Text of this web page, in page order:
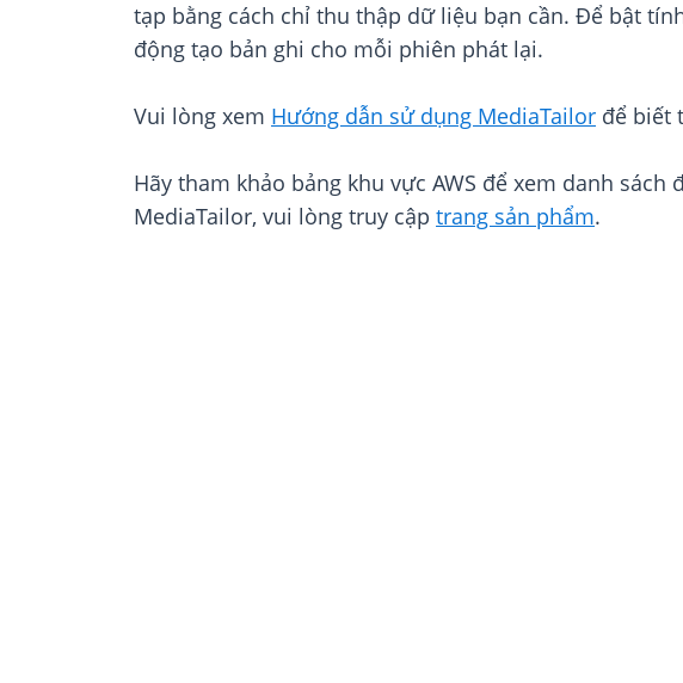
tạp bằng cách chỉ thu thập dữ liệu bạn cần. Để bật
động tạo bản ghi cho mỗi phiên phát lại.
Vui lòng xem Hướng dẫn sử dụng MediaTailor để biết
Hãy tham khảo bảng khu vực AWS để xem danh sách
MediaTailor, vui lòng truy cập trang sản phẩm.